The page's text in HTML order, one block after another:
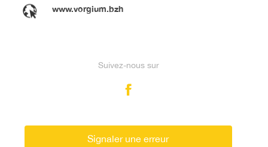
www.vorgium.bzh
Suivez-nous sur
Signaler une erreur